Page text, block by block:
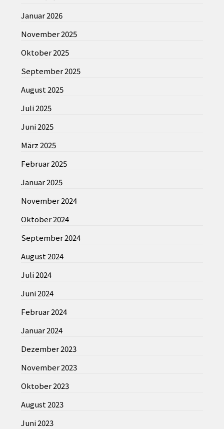
Januar 2026
November 2025
Oktober 2025
September 2025
August 2025
Juli 2025
Juni 2025
März 2025
Februar 2025
Januar 2025
November 2024
Oktober 2024
September 2024
August 2024
Juli 2024
Juni 2024
Februar 2024
Januar 2024
Dezember 2023
November 2023
Oktober 2023
August 2023
Juni 2023